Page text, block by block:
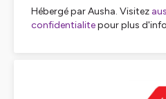
Hébergé par Ausha. Visitez
confidentialitepour plus